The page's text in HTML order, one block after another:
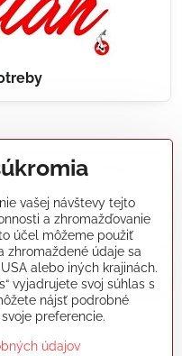
fontán,
vašej návštevy tejto
a zhromažďovanie
účel môžeme použiť
zhromaždené údaje sa
alebo iných krajinách.
vyjadrujete svoj súhlas s
nájsť podrobné
preferencie.
údajov